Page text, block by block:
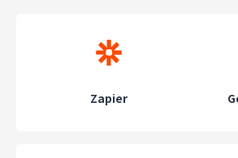
Zapier